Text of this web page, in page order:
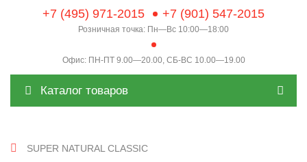
+7 (495) 971-2015 +7 (901) 547-2015
Розничная точка: Пн—Вс 10:00—18:00
Офис: ПН-ПТ 9.00—20.00, СБ-ВС 10.00—19.00
Каталог товаров
SUPER NATURAL CLASSIC